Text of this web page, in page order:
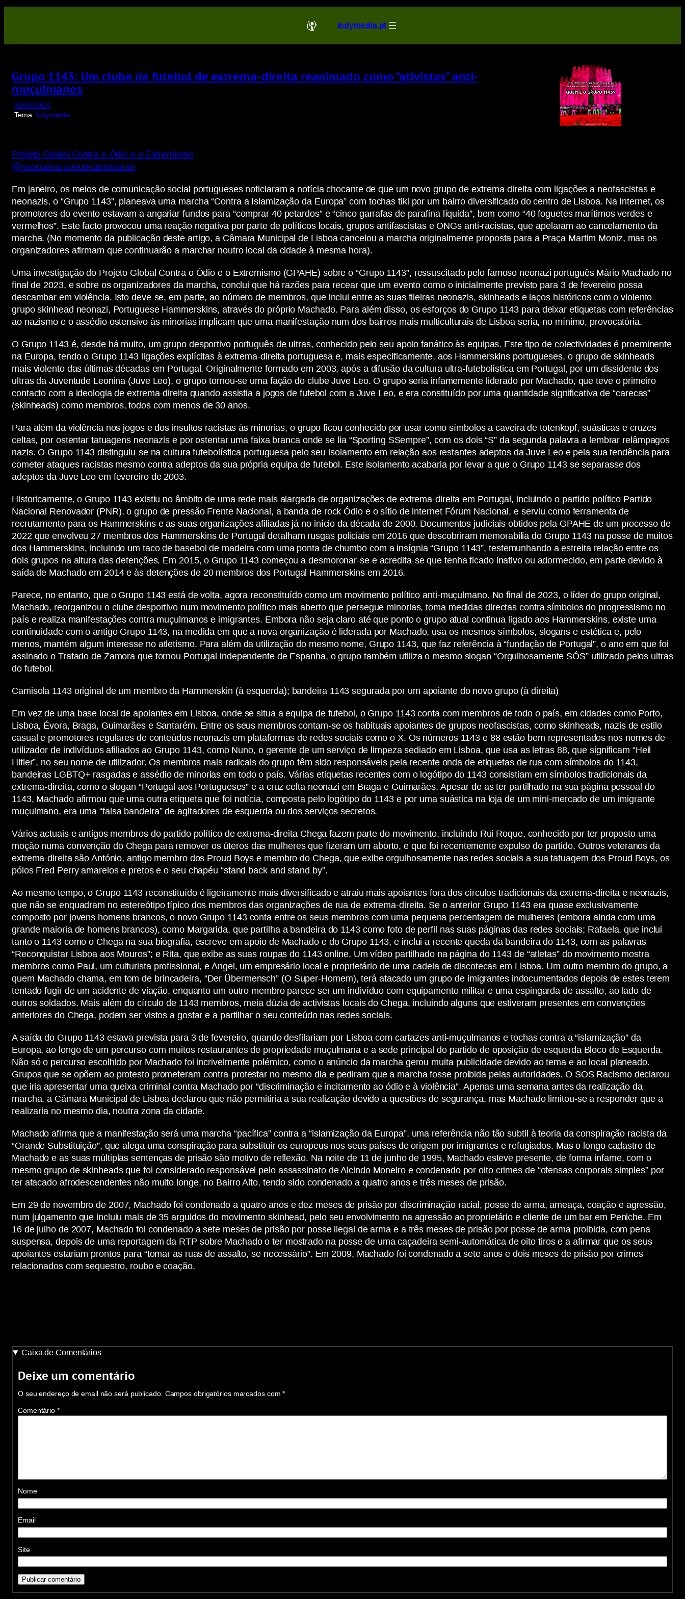
Saltar
conteúdo
indymedia.pt
Grupo 1143: Um clube de futebol de extrema-direita reanimado como “ativistas” anti-
muçulmanos
02/02/2024
Tema: Indymedia
Projeto Global Contra o Ódio e o Extremismo
@naopassaraonuncapassarao
Em janeiro, os meios de comunicação social portugueses noticiaram a notícia chocante de que um novo grupo de extrema-direita com ligações a neofascistas e
neonazis, o “Grupo 1143”, planeava uma marcha “Contra a Islamização da Europa” com tochas tiki por um bairro diversificado do centro de Lisboa. Na Internet, os
promotores do evento estavam a angariar fundos para “comprar 40 petardos” e “cinco garrafas de parafina líquida”, bem como “40 foguetes marítimos verdes e
vermelhos”. Este facto provocou uma reação negativa por parte de políticos locais, grupos antifascistas e ONGs anti-racistas, que apelaram ao cancelamento da
marcha. (No momento da publicação deste artigo, a Câmara Municipal de Lisboa cancelou a marcha originalmente proposta para a Praça Martim Moniz, mas os
organizadores afirmam que continuarão a marchar noutro local da cidade à mesma hora).
Uma investigação do Projeto Global Contra o Ódio e o Extremismo (GPAHE) sobre o “Grupo 1143”, ressuscitado pelo famoso neonazi português Mário Machado no
final de 2023, e sobre os organizadores da marcha, conclui que há razões para recear que um evento como o inicialmente previsto para 3 de fevereiro possa
descambar em violência. Isto deve-se, em parte, ao número de membros, que inclui entre as suas fileiras neonazis, skinheads e laços históricos com o violento
grupo skinhead neonazi, Portuguese Hammerskins, através do próprio Machado. Para além disso, os esforços do Grupo 1143 para deixar etiquetas com referências
ao nazismo e o assédio ostensivo às minorias implicam que uma manifestação num dos bairros mais multiculturais de Lisboa seria, no mínimo, provocatória.
O Grupo 1143 é, desde há muito, um grupo desportivo português de ultras, conhecido pelo seu apoio fanático às equipas. Este tipo de colectividades é proeminente
na Europa, tendo o Grupo 1143 ligações explícitas à extrema-direita portuguesa e, mais especificamente, aos Hammerskins portugueses, o grupo de skinheads
mais violento das últimas décadas em Portugal. Originalmente formado em 2003, após a difusão da cultura ultra-futebolística em Portugal, por um dissidente dos
ultras da Juventude Leonina (Juve Leo), o grupo tornou-se uma fação do clube Juve Leo. O grupo seria infamemente liderado por Machado, que teve o primeiro
contacto com a ideologia de extrema-direita quando assistia a jogos de futebol com a Juve Leo, e era constituído por uma quantidade significativa de “carecas”
(skinheads) como membros, todos com menos de 30 anos.
Para além da violência nos jogos e dos insultos racistas às minorias, o grupo ficou conhecido por usar como símbolos a caveira de totenkopf, suásticas e cruzes
celtas, por ostentar tatuagens neonazis e por ostentar uma faixa branca onde se lia “Sporting SSempre”, com os dois “S” da segunda palavra a lembrar relâmpagos
nazis. O Grupo 1143 distinguiu-se na cultura futebolística portuguesa pelo seu isolamento em relação aos restantes adeptos da Juve Leo e pela sua tendência para
cometer ataques racistas mesmo contra adeptos da sua própria equipa de futebol. Este isolamento acabaria por levar a que o Grupo 1143 se separasse dos
adeptos da Juve Leo em fevereiro de 2003.
Historicamente, o Grupo 1143 existiu no âmbito de uma rede mais alargada de organizações de extrema-direita em Portugal, incluindo o partido político Partido
Nacional Renovador (PNR), o grupo de pressão Frente Nacional, a banda de rock Ódio e o sítio de internet Fórum Nacional, e serviu como ferramenta de
recrutamento para os Hammerskins e as suas organizações afiliadas já no início da década de 2000. Documentos judiciais obtidos pela GPAHE de um processo de
2022 que envolveu 27 membros dos Hammerskins de Portugal detalham rusgas policiais em 2016 que descobriram memorabilia do Grupo 1143 na posse de muitos
dos Hammerskins, incluindo um taco de basebol de madeira com uma ponta de chumbo com a insígnia “Grupo 1143”, testemunhando a estreita relação entre os
dois grupos na altura das detenções. Em 2015, o Grupo 1143 começou a desmoronar-se e acredita-se que tenha ficado inativo ou adormecido, em parte devido à
saída de Machado em 2014 e às detenções de 20 membros dos Portugal Hammerskins em 2016.
Parece, no entanto, que o Grupo 1143 está de volta, agora reconstituído como um movimento político anti-muçulmano. No final de 2023, o líder do grupo original,
Machado, reorganizou o clube desportivo num movimento político mais aberto que persegue minorias, toma medidas directas contra símbolos do progressismo no
país e realiza manifestações contra muçulmanos e imigrantes. Embora não seja claro até que ponto o grupo atual continua ligado aos Hammerskins, existe uma
continuidade com o antigo Grupo 1143, na medida em que a nova organização é liderada por Machado, usa os mesmos símbolos, slogans e estética e, pelo
menos, mantém algum interesse no atletismo. Para além da utilização do mesmo nome, Grupo 1143, que faz referência à “fundação de Portugal”, o ano em que foi
assinado o Tratado de Zamora que tornou Portugal independente de Espanha, o grupo também utiliza o mesmo slogan “Orgulhosamente SÓS” utilizado pelos ultras
do futebol.
Camisola 1143 original de um membro da Hammerskin (à esquerda); bandeira 1143 segurada por um apoiante do novo grupo (à direita)
Em vez de uma base local de apoiantes em Lisboa, onde se situa a equipa de futebol, o Grupo 1143 conta com membros de todo o país, em cidades como Porto,
Lisboa, Évora, Braga, Guimarães e Santarém. Entre os seus membros contam-se os habituais apoiantes de grupos neofascistas, como skinheads, nazis de estilo
casual e promotores regulares de conteúdos neonazis em plataformas de redes sociais como o X. Os números 1143 e 88 estão bem representados nos nomes de
utilizador de indivíduos afiliados ao Grupo 1143, como Nuno, o gerente de um serviço de limpeza sediado em Lisboa, que usa as letras 88, que significam “Heil
Hitler”, no seu nome de utilizador. Os membros mais radicais do grupo têm sido responsáveis pela recente onda de etiquetas de rua com símbolos do 1143,
bandeiras LGBTQ+ rasgadas e assédio de minorias em todo o país. Várias etiquetas recentes com o logótipo do 1143 consistiam em símbolos tradicionais da
extrema-direita, como o slogan “Portugal aos Portugueses” e a cruz celta neonazi em Braga e Guimarães. Apesar de as ter partilhado na sua página pessoal do
1143, Machado afirmou que uma outra etiqueta que foi notícia, composta pelo logótipo do 1143 e por uma suástica na loja de um mini-mercado de um imigrante
muçulmano, era uma “falsa bandeira” de agitadores de esquerda ou dos serviços secretos.
Vários actuais e antigos membros do partido político de extrema-direita Chega fazem parte do movimento, incluindo Rui Roque, conhecido por ter proposto uma
moção numa convenção do Chega para remover os úteros das mulheres que fizeram um aborto, e que foi recentemente expulso do partido. Outros veteranos da
extrema-direita são António, antigo membro dos Proud Boys e membro do Chega, que exibe orgulhosamente nas redes sociais a sua tatuagem dos Proud Boys, os
pólos Fred Perry amarelos e pretos e o seu chapéu “stand back and stand by”.
Ao mesmo tempo, o Grupo 1143 reconstituído é ligeiramente mais diversificado e atraiu mais apoiantes fora dos círculos tradicionais da extrema-direita e neonazis,
que não se enquadram no estereótipo típico dos membros das organizações de rua de extrema-direita. Se o anterior Grupo 1143 era quase exclusivamente
composto por jovens homens brancos, o novo Grupo 1143 conta entre os seus membros com uma pequena percentagem de mulheres (embora ainda com uma
grande maioria de homens brancos), como Margarida, que partilha a bandeira do 1143 como foto de perfil nas suas páginas das redes sociais; Rafaela, que inclui
tanto o 1143 como o Chega na sua biografia, escreve em apoio de Machado e do Grupo 1143, e inclui a recente queda da bandeira do 1143, com as palavras
“Reconquistar Lisboa aos Mouros”; e Rita, que exibe as suas roupas do 1143 online. Um vídeo partilhado na página do 1143 de “atletas” do movimento mostra
membros como Paul, um culturista profissional, e Angel, um empresário local e proprietário de uma cadeia de discotecas em Lisboa. Um outro membro do grupo, a
quem Machado chama, em tom de brincadeira, “Der Übermensch” (O Super-Homem), terá atacado um grupo de imigrantes indocumentados depois de estes terem
tentado fugir de um acidente de viação, enquanto um outro membro parece ser um indivíduo com equipamento militar e uma espingarda de assalto, ao lado de
outros soldados. Mais além do círculo de 1143 membros, meia dúzia de activistas locais do Chega, incluindo alguns que estiveram presentes em convenções
anteriores do Chega, podem ser vistos a gostar e a partilhar o seu conteúdo nas redes sociais.
A saída do Grupo 1143 estava prevista para 3 de fevereiro, quando desfilariam por Lisboa com cartazes anti-muçulmanos e tochas contra a “islamização” da
Europa, ao longo de um percurso com muitos restaurantes de propriedade muçulmana e a sede principal do partido de oposição de esquerda Bloco de Esquerda.
Não só o percurso escolhido por Machado foi incrivelmente polémico, como o anúncio da marcha gerou muita publicidade devido ao tema e ao local planeado.
Grupos que se opõem ao protesto prometeram contra-protestar no mesmo dia e pediram que a marcha fosse proibida pelas autoridades. O SOS Racismo declarou
que iria apresentar uma queixa criminal contra Machado por “discriminação e incitamento ao ódio e à violência”. Apenas uma semana antes da realização da
marcha, a Câmara Municipal de Lisboa declarou que não permitiria a sua realização devido a questões de segurança, mas Machado limitou-se a responder que a
realizaria no mesmo dia, noutra zona da cidade.
Machado afirma que a manifestação será uma marcha “pacífica” contra a “islamização da Europa”, uma referência não tão subtil à teoria da conspiração racista da
“Grande Substituição”, que alega uma conspiração para substituir os europeus nos seus países de origem por imigrantes e refugiados. Mas o longo cadastro de
Machado e as suas múltiplas sentenças de prisão são motivo de reflexão. Na noite de 11 de junho de 1995, Machado esteve presente, de forma infame, com o
mesmo grupo de skinheads que foi considerado responsável pelo assassinato de Alcindo Moneiro e condenado por oito crimes de “ofensas corporais simples” por
ter atacado afrodescendentes não muito longe, no Bairro Alto, tendo sido condenado a quatro anos e três meses de prisão.
Em 29 de novembro de 2007, Machado foi condenado a quatro anos e dez meses de prisão por discriminação racial, posse de arma, ameaça, coação e agressão,
num julgamento que incluiu mais de 35 arguidos do movimento skinhead, pelo seu envolvimento na agressão ao proprietário e cliente de um bar em Peniche. Em
16 de julho de 2007, Machado foi condenado a sete meses de prisão por posse ilegal de arma e a três meses de prisão por posse de arma proibida, com pena
suspensa, depois de uma reportagem da RTP sobre Machado o ter mostrado na posse de uma caçadeira semi-automática de oito tiros e a afirmar que os seus
apoiantes estariam prontos para “tomar as ruas de assalto, se necessário”. Em 2009, Machado foi condenado a sete anos e dois meses de prisão por crimes
relacionados com sequestro, roubo e coação.
Caixa de Comentários
Deixe um comentário
O seu endereço de email não será publicado. Campos obrigatórios marcados com*
Comentário *
Nome
Email
Site